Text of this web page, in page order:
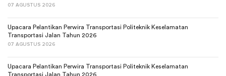
07 AGUSTUS 2026
Upacara Pelantikan Perwira Transportasi Politeknik Keselamatan
Transportasi Jalan Tahun 2026
07 AGUSTUS 2026
Upacara Pelantikan Perwira Transportasi Politeknik Keselamatan
Transportasi Jalan Tahun 2026